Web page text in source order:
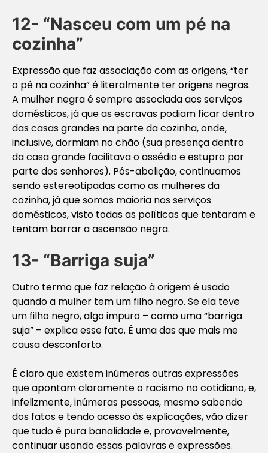
12- “Nasceu com um pé na
cozinha”
Expressão que faz associação com as origens, “ter
o pé na cozinha” é literalmente ter origens negras.
A mulher negra é sempre associada aos serviços
domésticos, já que as escravas podiam ficar dentro
das casas grandes na parte da cozinha, onde,
inclusive, dormiam no chão (sua presença dentro
da casa grande facilitava o assédio e estupro por
parte dos senhores). Pós-abolição, continuamos
sendo estereotipadas como as mulheres da
cozinha, já que somos maioria nos serviços
domésticos, visto todas as políticas que tentaram e
tentam barrar a ascensão negra.
13- “Barriga suja”
Outro termo que faz relação à origem é usado
quando a mulher tem um filho negro. Se ela teve
um filho negro, algo impuro – como uma “barriga
suja” – explica esse fato. É uma das que mais me
causa desconforto.
É claro que existem inúmeras outras expressões
que apontam claramente o racismo no cotidiano, e,
infelizmente, inúmeras pessoas, mesmo sabendo
dos fatos e tendo acesso às explicações, vão dizer
que tudo é pura banalidade e, provavelmente,
continuar usando essas palavras e expressões.